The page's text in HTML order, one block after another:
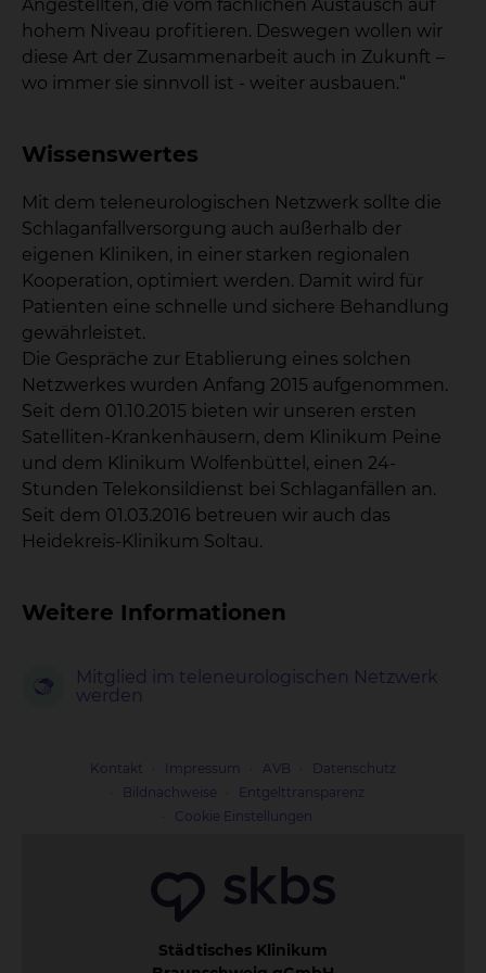
Angestellten, die vom fachlichen Austausch auf
hohem Niveau profitieren. Deswegen wollen wir
diese Art der Zusammenarbeit auch in Zukunft –
wo immer sie sinnvoll ist - weiter ausbauen.“
Wissenswertes
Mit dem teleneurologischen Netzwerk sollte die
Schlaganfallversorgung auch außerhalb der
eigenen Kliniken, in einer starken regionalen
Kooperation, optimiert werden. Damit wird für
Patienten eine schnelle und sichere Behandlung
gewährleistet.
Die Gespräche zur Etablierung eines solchen
Netzwerkes wurden Anfang 2015 aufgenommen.
Seit dem 01.10.2015 bieten wir unseren ersten
Satelliten-Krankenhäusern, dem Klinikum Peine
und dem Klinikum Wolfenbüttel, einen 24-
Stunden Telekonsildienst bei Schlaganfällen an.
Seit dem 01.03.2016 betreuen wir auch das
Heidekreis-Klinikum Soltau.
Weitere Informationen
Mitglied im teleneurologischen Netzwerk
werden
Kontakt Impressum AVB
Datenschutz
Bildnachweise
Entgelttransparenz
Cookie Einstellungen
Städtisches Klinikum